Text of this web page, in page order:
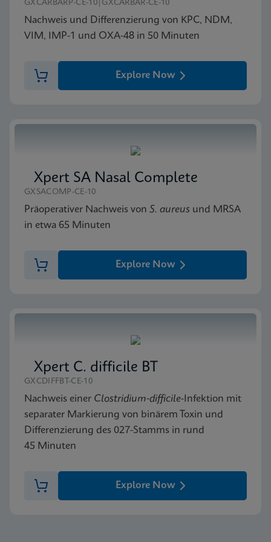
Xpert MRSA/SA SSTI SDS CE-IVD (English)
ENG
GXCARBARP-CE-10|GXCARBAR-CE-10
Nachweis und Differenzierung von KPC, NDM,
VIM, IMP-1 und OXA-48 in 50 Minuten
Explore Now
Xpert SA Nasal Complete
GXSACOMP-CE-10
Präoperativer Nachweis von S. aureus und MRSA
in etwa 65 Minuten
Explore Now
Xpert C. difficile BT
GXCDIFFBT-CE-10
Nachweis einer Clostridium-difficile-Infektion mit
separater Markierung von binärem Toxin und
Differenzierung des 027-Stamms in rund
45 Minuten
Explore Now